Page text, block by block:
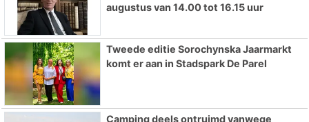
augustus van 14.00 tot 16.15 uur
Tweede editie Sorochynska Jaarmarkt
komt er aan in Stadspark De Parel
Camping deels ontruimd vanwege